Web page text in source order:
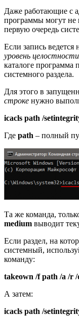
Даже работающие с
программы могут не
первую очередь
Если запись
уровень целостности
каталоге программа
системного раздела.
Для этого в
строке нужно
icacls path /
Где path – полный
Та же команда,
medium выводит
Если раздел, на
системный,
команду:
takeown /f path /a /r
А затем:
icacls path /